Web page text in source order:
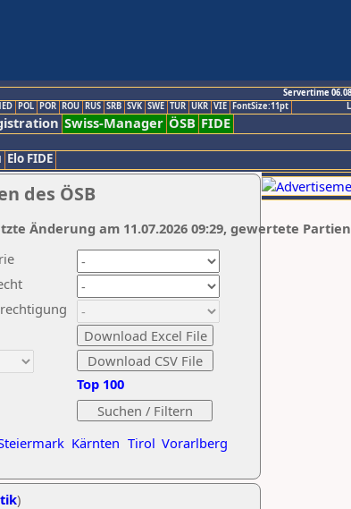
Servertime
POL POR ROU RUS SRB SVK SWE TUR UKR VIE FontSize:11pt
Swiss-Manager ÖSB FIDE
Elo FIDE
des ÖSB
Kärnten Tirol Vorarlberg
Top 100
Änderung am 11.07.2026 09:29, gewertete
)